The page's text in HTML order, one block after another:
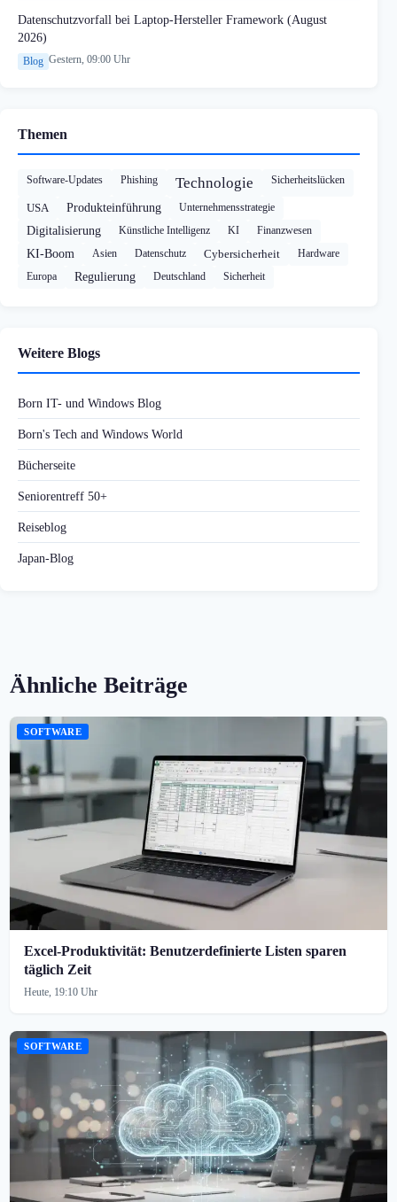
Datenschutzvorfall bei Laptop-Hersteller Framework (August
2026)
Blog Gestern, 09:00 Uhr
Themen
Software-Updates Phishing Technologie Sicherheitslücken
USA Produkteinführung Unternehmensstrategie
Digitalisierung Künstliche Intelligenz KI Finanzwesen
KI-Boom Asien Datenschutz Cybersicherheit
Hardware
Europa
Regulierung Deutschland Sicherheit
Weitere Blogs
Born IT- und Windows Blog
Born's Tech and Windows World
Bücherseite
Seniorentreff 50+
Reiseblog
Japan-Blog
Ähnliche Beiträge
SOFTWARE
Excel-Produktivität: Benutzerdefinierte Listen sparen
täglich Zeit
Heute, 19:10 Uhr
SOFTWARE